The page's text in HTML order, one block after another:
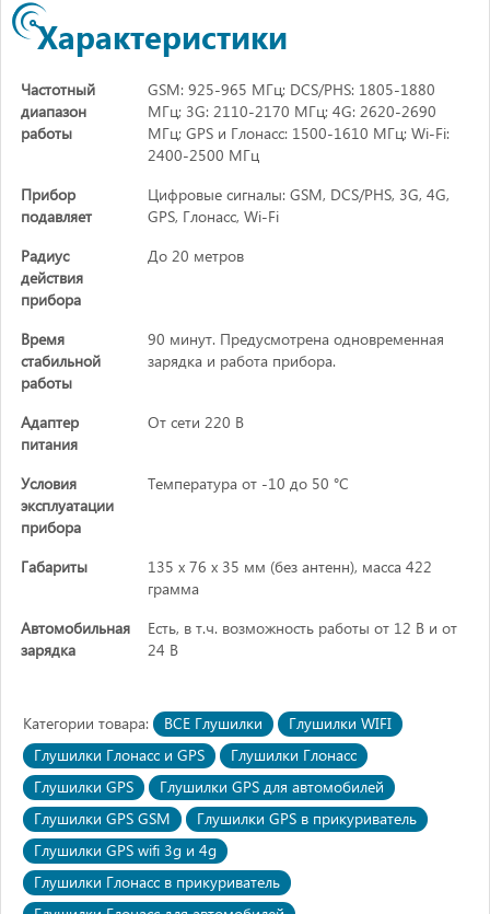
Характеристики
Частотный
диапазон
работы
GSM: 925-965 МГц; DCS/PHS: 1805-1880
МГц; 3G: 2110-2170 МГц; 4G: 2620-2690
МГц; GPS и Глонасс: 1500-1610 МГц; Wi-Fi:
2400-2500 МГц
Прибор
подавляет
Цифровые сигналы: GSM, DCS/PHS, 3G, 4G,
GPS, Глонасс, Wi-Fi
Радиус
действия
прибора
До 20 метров
Время
стабильной
работы
90 минут. Предусмотрена одновременная
зарядка и работа прибора.
Адаптер
питания
От сети 220 В
Условия
эксплуатации
прибора
Температура от -10 до 50 °C
Габариты
135 х 76 х 35 мм (без антенн), масса 422
грамма
Автомобильная
зарядка
Есть, в т.ч. возможность работы от 12 В и от
24 В
Категории товара: ВСЕ Глушилки
Глушилки WIFI
Глушилки Глонасс и GPS
Глушилки Глонасс
Глушилки GPS
Глушилки GPS для автомобилей
Глушилки GPS GSM
Глушилки GPS в прикуриватель
Глушилки GPS wifi 3g и 4g
Глушилки Глонасс в прикуриватель